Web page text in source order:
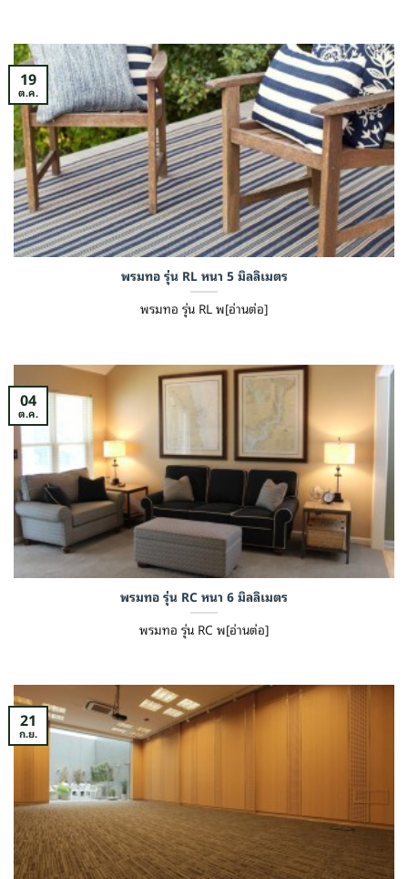
พรมทอ รุ่น RL หนา 5 มิลลิเมตร
พรมทอ รุ่น RL พ[อ่านต่อ]
19
ต.ค.
พรมทอ รุ่น RC หนา 6 มิลลิเมตร
พรมทอ รุ่น RC พ[อ่านต่อ]
04
ต.ค.
21
ก.ย.